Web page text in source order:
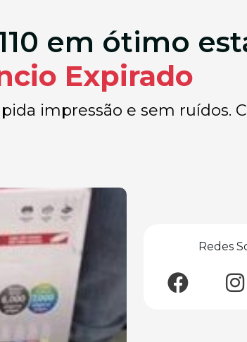
em ótimo
Expirado
impressão e sem ruídos.
Redes